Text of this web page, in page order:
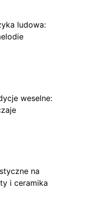
ludowa:
weselne:
na
i ceramika